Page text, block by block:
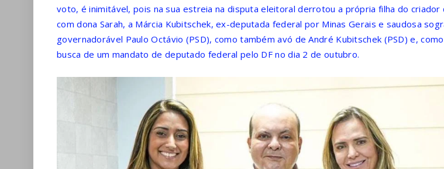
voto, é inimitável, pois na sua estreia na disputa eleitoral derrotou a própria filha do criador
com dona Sarah, a Márcia Kubitschek, ex-deputada federal por Minas Gerais e saudosa
governadorável Paulo Octávio (PSD), como também avó de André Kubitschek (PSD) e,
busca de um mandato de deputado federal pelo DF no dia 2 de outubro.